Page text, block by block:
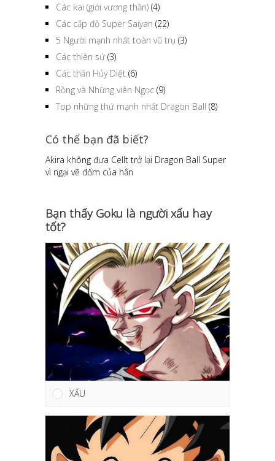
Các kai (giới vương thần) (4)
Các cấp độ Super Saiyan (22)
5 Người mạnh nhất toàn vũ trụ (3)
Các thiên sứ (3)
Các thần Hủy Diệt (6)
Rồng và Những viên Ngọc (9)
Top những thứ mạnh nhất Dragon Ball (8)
Có thể bạn đã biết?
Akira không đưa Cellt trở lại Dragon Ball Super
vì ngại vẽ đốm của hắn
Bạn thấy Goku là người xấu hay
tốt?
XẤU